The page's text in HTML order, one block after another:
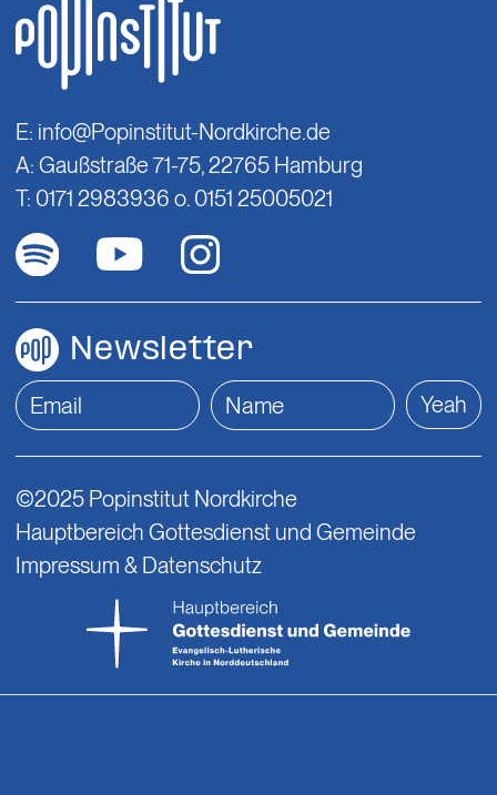
E: info@Popinstitut-Nordkirche.de
A: Gaußstraße 71-75, 22765 Hamburg
T: 0171 2983936 o. 0151 25005021
Newsletter
Yeah
©2025 Popinstitut Nordkirche
Hauptbereich Gottesdienst und Gemeinde
Impressum & Datenschutz